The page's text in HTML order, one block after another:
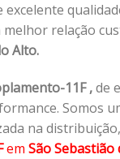
excelente
melhor relação
Alto.
11F ,de
Somos
na
em São Sebastião